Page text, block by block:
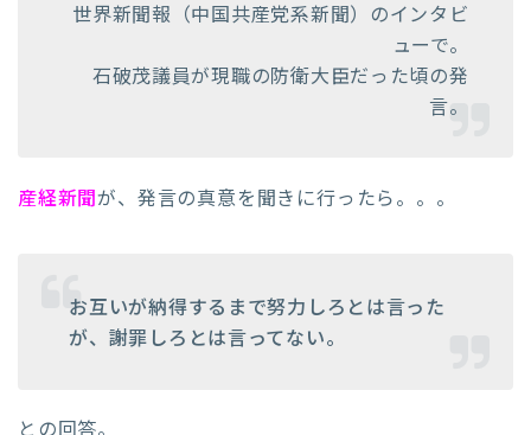
世界新聞報（中国共産党系新聞）のインタビ
ューで。
石破茂議員が現職の防衛大臣だった頃の発
言。
産経新聞が、発言の真意を聞きに行ったら。。。
お互いが納得するまで努力しろとは言った
が、謝罪しろとは言ってない。